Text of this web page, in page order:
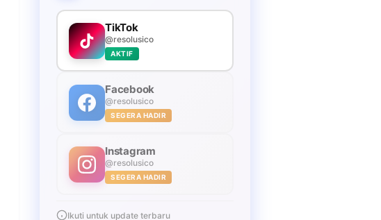
TikTok
@resolusico
AKTIF
Facebook
@resolusico
SEGERA HADIR
Instagram
@resolusico
SEGERA HADIR
Ikuti untuk update terbaru